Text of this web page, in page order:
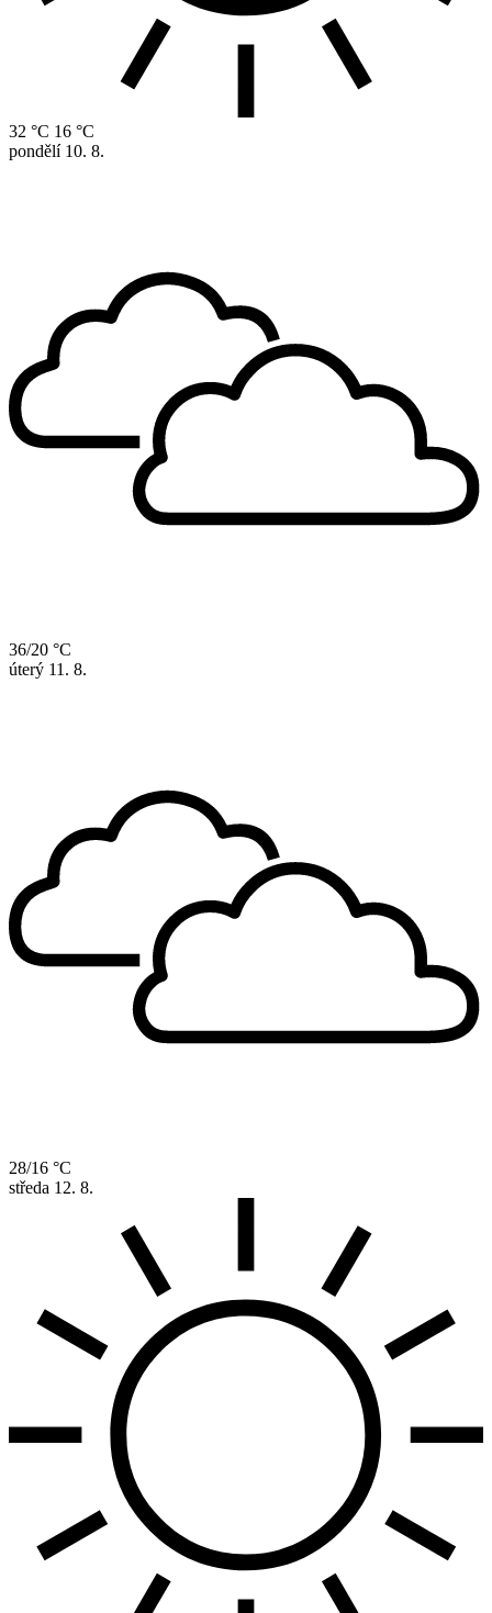
32 °C 16 °C
pondělí 10. 8.
36/20 °C
úterý 11. 8.
28/16 °C
středa 12. 8.